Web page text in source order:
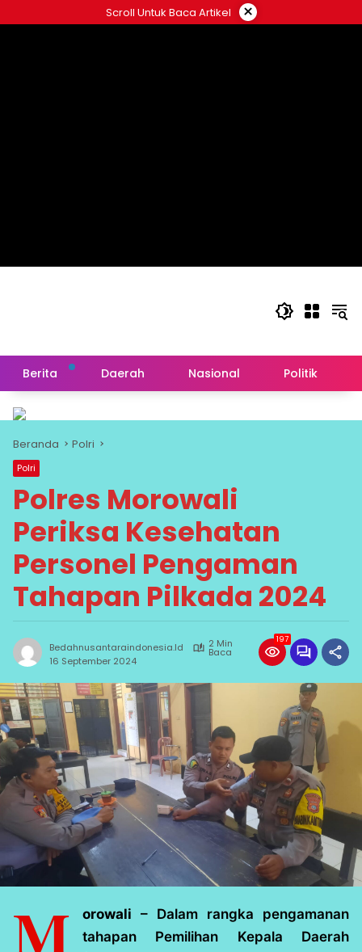
ke
Scroll Untuk Baca Artikel ×
Berita Daerah Nasional Politik
Beranda Polri
Polri
Polres Morowali
Periksa Kesehatan
Personel Pengaman
Tahapan Pilkada 2024
Bedahnusantaraindonesia.id 2 Min
Baca
16 September 2024
197
M orowali – Dalam rangka pengamanan
tahapan Pemilihan Kepala Daerah